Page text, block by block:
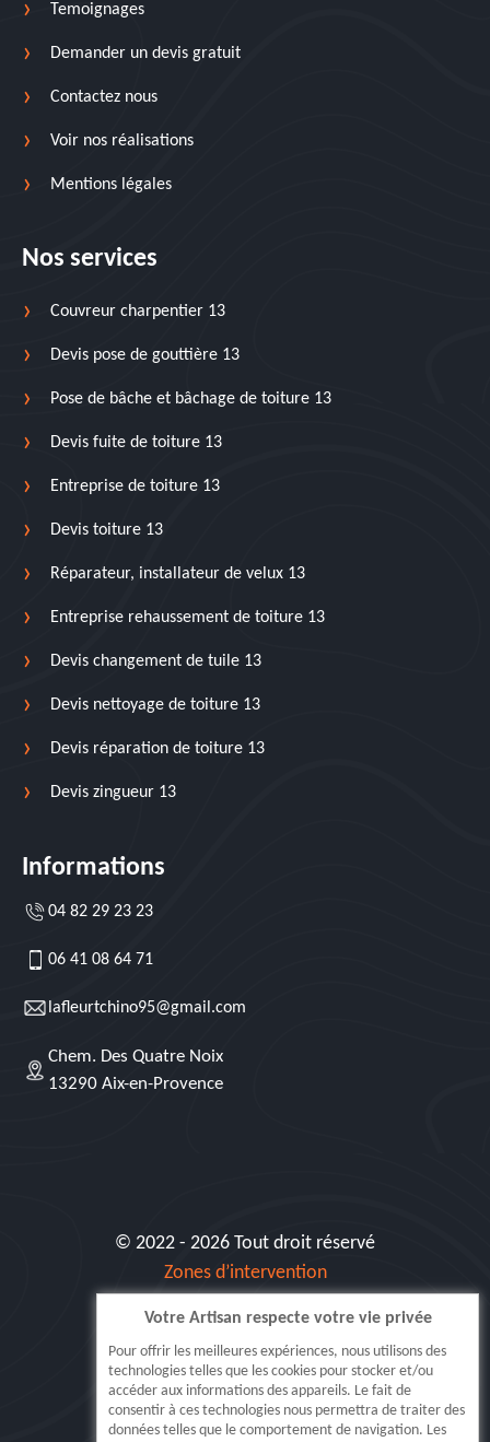
Temoignages
Demander un devis gratuit
Contactez nous
Voir nos réalisations
Mentions légales
Nos services
Couvreur charpentier 13
Devis pose de gouttière 13
Pose de bâche et bâchage de toiture 13
Devis fuite de toiture 13
Entreprise de toiture 13
Devis toiture 13
Réparateur, installateur de velux 13
Entreprise rehaussement de toiture 13
Devis changement de tuile 13
Devis nettoyage de toiture 13
Devis réparation de toiture 13
Devis zingueur 13
Informations
04 82 29 23 23
06 41 08 64 71
lafleurtchino95@gmail.com
Chem. Des Quatre Noix
13290 Aix-en-Provence
© 2022 - 2026 Tout droit réservé
Zones d’intervention
Siret: 515 062 404 000 30
Votre Artisan respecte votre vie privée
Pour offrir les meilleures expériences, nous utilisons des
technologies telles que les cookies pour stocker et/ou
accéder aux informations des appareils. Le fait de
consentir à ces technologies nous permettra de traiter des
données telles que le comportement de navigation. Les